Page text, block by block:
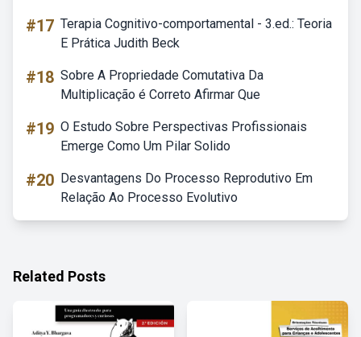
#17 Terapia Cognitivo-comportamental - 3.ed.: Teoria
E Prática Judith Beck
#18 Sobre A Propriedade Comutativa Da
Multiplicação é Correto Afirmar Que
#19 O Estudo Sobre Perspectivas Profissionais
Emerge Como Um Pilar Solido
#20 Desvantagens Do Processo Reprodutivo Em
Relação Ao Processo Evolutivo
Related Posts